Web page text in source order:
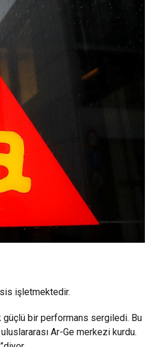
işletmektedir.
güçlü bir performans sergiledi. Bu
Ar-Ge merkezi kurdu.